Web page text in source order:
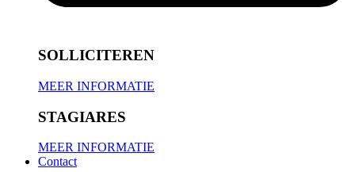
SOLLICITEREN
MEER INFORMATIE
STAGIARES
MEER INFORMATIE
Contact